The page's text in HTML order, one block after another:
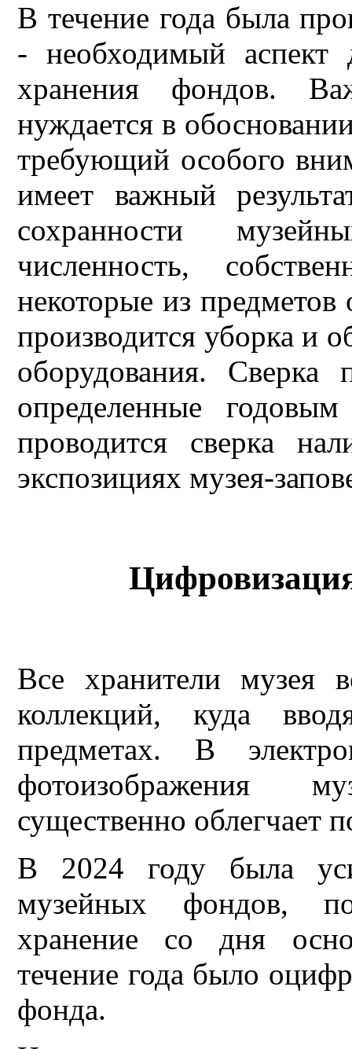
В течение года была
- необходимый аспект
хранения фондов.
нуждается в
требующий особого
имеет важный
сохранности
численность,
некоторые из
производится уборка и
оборудования. Сверка
определенные
проводится сверка
экспозициях музея-
Все хранители музея
коллекций, куда
предметах. В
фотоизображения
существенно облегчает
В 2024 году была
музейных фондов,
хранение со дня
течение года было
фонда.